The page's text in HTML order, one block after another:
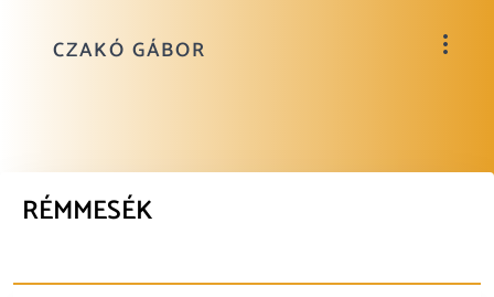
CZAKÓ GÁBOR
RÉMMESÉK